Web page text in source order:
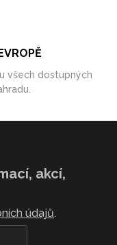
všech dostupných
akcí,
údajů.